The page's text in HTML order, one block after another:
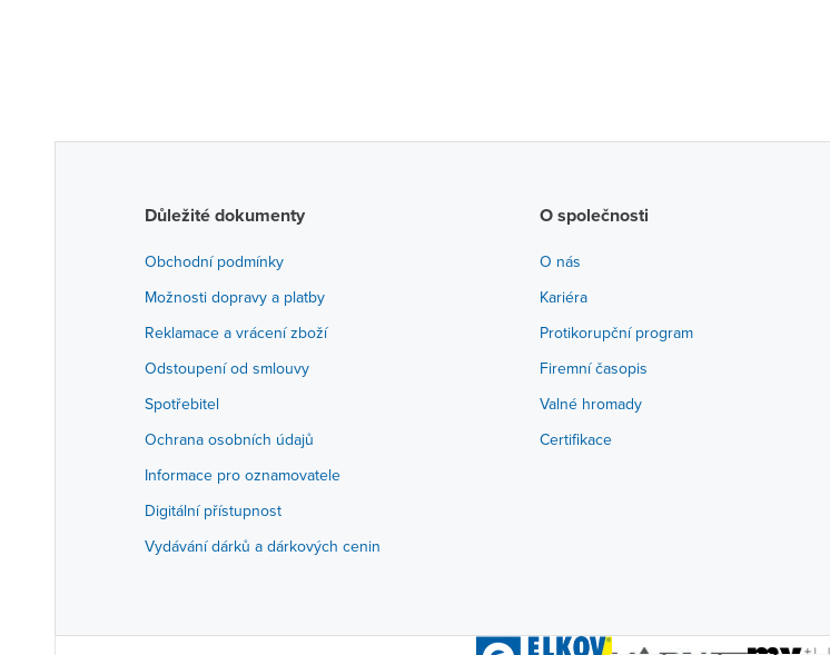
Důležité dokumenty
Obchodní podmínky
Možnosti dopravy a platby
Reklamace a vrácení zboží
Odstoupení od smlouvy
Spotřebitel
Ochrana osobních údajů
Informace pro oznamovatele
Digitální přístupnost
Vydávání dárků a dárkových cenin
O společnosti
O nás
Kariéra
Protikorupční program
Firemní časopis
Valné hromady
Certifikace